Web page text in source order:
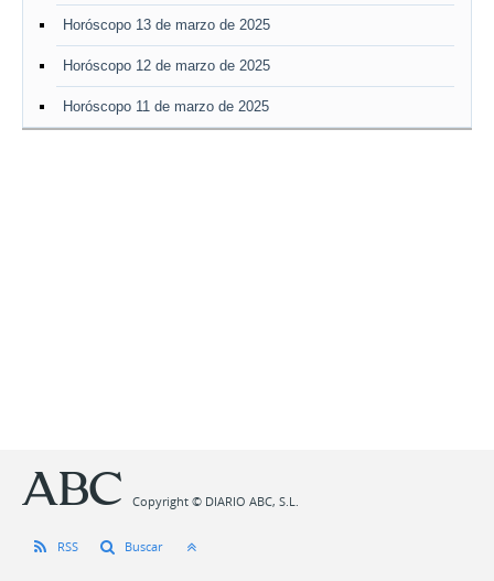
Horóscopo 13 de marzo de 2025
Horóscopo 12 de marzo de 2025
Horóscopo 11 de marzo de 2025
Copyright © DIARIO ABC, S.L.
RSS Buscar